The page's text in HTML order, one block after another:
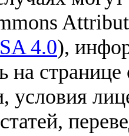
4.0),
на
условия